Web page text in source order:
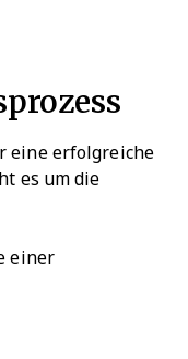
eine erfolgreiche
es um die
einer